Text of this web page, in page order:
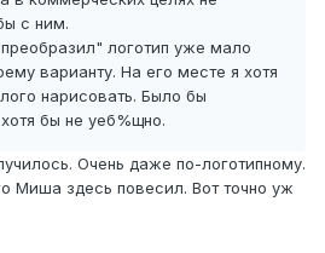
с ним.
логотип уже мало
варианту. На его месте я хотя
нарисовать. Было бы
бы не уеб%щно.
Очень даже по-логотипному.
Миша здесь повесил. Вот точно уж